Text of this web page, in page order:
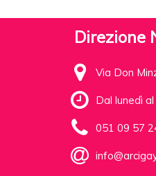
Direzione
Via Don
Dal lunedì
051 09 57